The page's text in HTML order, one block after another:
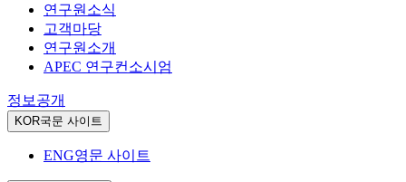
연구원소식
고객마당
연구원소개
APEC 연구컨소시엄
정보공개
KOR국문 사이트
ENG영문 사이트